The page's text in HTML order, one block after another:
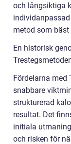
och långsiktiga
metod som
En historisk
Fördelarna med
snabbare
strukturerad
resultat. Det
initiala
och risken för